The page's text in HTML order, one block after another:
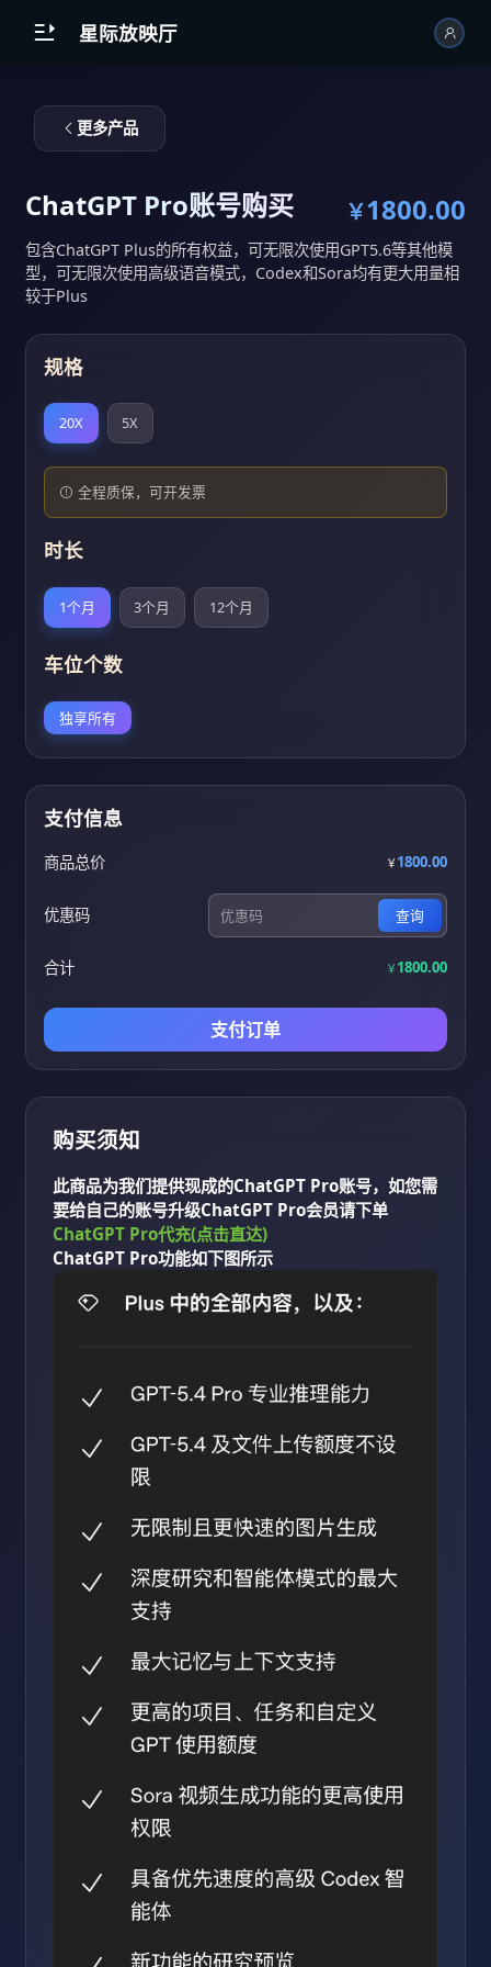
 星际放映厅
更多产品
ChatGPT Pro账号购买 ￥1800.00
包含ChatGPT Plus的所有权益，可无限次使用GPT5.6等其他模
型，可无限次使用高级语音模式，Codex和Sora均有更大用量相
较于Plus
规格
20X 5X
全程质保，可开发票
时长
1个月 3个月 12个月
车位个数
独享所有
支付信息
商品总价 ￥1800.00
优惠码 查询
合计 ￥1800.00
支付订单
购买须知
此商品为我们提供现成的ChatGPT Pro账号，如您需
要给自己的账号升级ChatGPT Pro会员请下单
ChatGPT Pro代充(点击直达)
ChatGPT Pro功能如下图所示